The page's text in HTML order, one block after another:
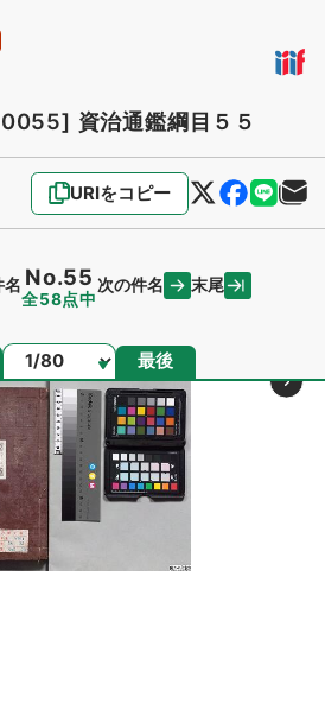
0055] 資治通鑑綱目５５
URIをコピー
名 No.55
全58点中
次の件名 末尾
ページ 最後